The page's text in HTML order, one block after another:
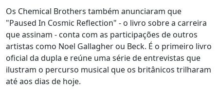
Os Chemical Brothers também anunciaram que
"Paused In Cosmic Reflection" - o livro sobre a carreira
que assinam - conta com as participações de outros
artistas como Noel Gallagher ou Beck. É o primeiro livro
oficial da dupla e reúne uma série de entrevistas que
ilustram o percurso musical que os britânicos trilharam
até aos dias de hoje.